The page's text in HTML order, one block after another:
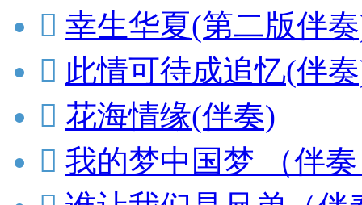
 幸生华夏(第二版伴
 此情可待成追忆(伴
 花海情缘(伴奏)
 我的梦中国梦 （伴